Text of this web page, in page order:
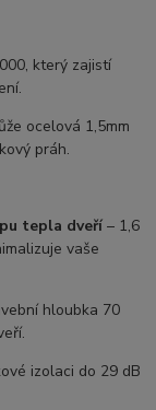
který zajistí
ocelová 1,5mm
práh.
tepla dveří – ⁠1,6
vaše
hloubka 70
izolaci do 29 dB